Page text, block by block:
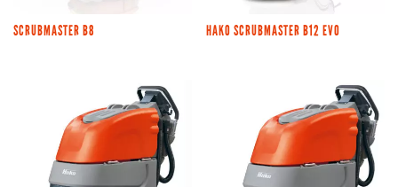
SCRUBMASTER B8 HAKO SCRUBMASTER B12 EVO